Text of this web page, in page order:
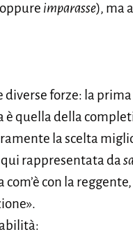
oppure imparasse), ma
diverse forze: la
è quella della
la scelta
rappresentata da
con la reggente,